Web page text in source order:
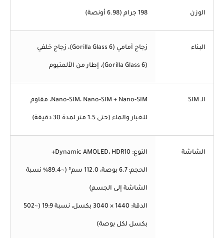
الوزن 198 جرام (6.98 أونصة)
البناء زجاج أمامي (Gorilla Glass 6)، زجاج خلفي
(Gorilla Glass 6)، إطار من الألمنيوم
الـ SIM Nano-SIM، Nano-SIM + Nano-SIM، مقاوم
للغبار والماء (حتى 1.5 متر لمدة 30 دقيقة)
الشاشة النوع: Dynamic AMOLED، HDR10+
الحجم: 6.7 بوصة، 112.0 سم² (~89.4% نسبة
الشاشة إلى الجسم)
الدقة: 1440 × 3040 بكسل، نسبة 19:9 (~502
بكسل لكل بوصة)